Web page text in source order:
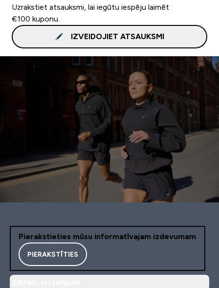
Uzrakstiet atsauksmi, lai iegūtu iespēju laimēt
€100 kuponu.
IZVEIDOJIET ATSAUKSMI
Pierakstieties mūsu informatīvajam izdevumam
PIERAKSTĪTIES